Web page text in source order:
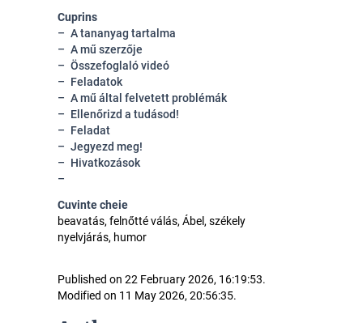
Cuprins
A tananyag tartalma
A mű szerzője
Összefoglaló videó
Feladatok
A mű által felvetett problémák
Ellenőrizd a tudásod!
Feladat
Jegyezd meg!
Hivatkozások
Cuvinte cheie
beavatás, felnőtté válás, Ábel, székely
nyelvjárás, humor
Published on 22 February 2026, 16:19:53.
Modified on 11 May 2026, 20:56:35.